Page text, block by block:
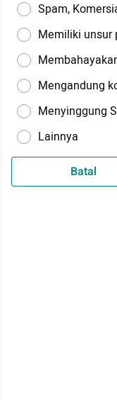
Spam,
Memiliki unsur
Mengandung
Menyinggung
Lainnya
Batal